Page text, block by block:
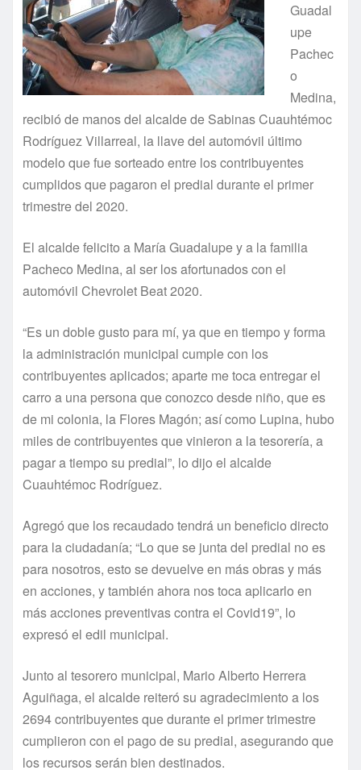
Guadal
upe
Pachec
o
Medina,
recibió de manos del alcalde de Sabinas Cuauhtémoc
Rodríguez Villarreal, la llave del automóvil último
modelo que fue sorteado entre los contribuyentes
cumplidos que pagaron el predial durante el primer
trimestre del 2020.
El alcalde felicito a María Guadalupe y a la familia
Pacheco Medina, al ser los afortunados con el
automóvil Chevrolet Beat 2020.
“Es un doble gusto para mí, ya que en tiempo y forma
la administración municipal cumple con los
contribuyentes aplicados; aparte me toca entregar el
carro a una persona que conozco desde niño, que es
de mi colonia, la Flores Magón; así como Lupina, hubo
miles de contribuyentes que vinieron a la tesorería, a
pagar a tiempo su predial”, lo dijo el alcalde
Cuauhtémoc Rodríguez.
Agregó que los recaudado tendrá un beneficio directo
para la ciudadanía; “Lo que se junta del predial no es
para nosotros, esto se devuelve en más obras y más
en acciones, y también ahora nos toca aplicarlo en
más acciones preventivas contra el Covid19”, lo
expresó el edil municipal.
Junto al tesorero municipal, Mario Alberto Herrera
Aguiñaga, el alcalde reiteró su agradecimiento a los
2694 contribuyentes que durante el primer trimestre
cumplieron con el pago de su predial, asegurando que
los recursos serán bien destinados.